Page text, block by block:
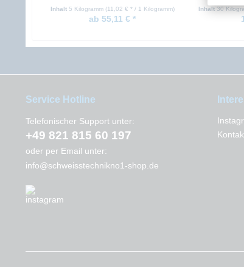
Inhalt 5 Kilogramm (11,02 € * / 1 Kilogramm)
ab 55,11 € *
Inhalt 30
Service Hotline
Telefonischer Support unter:
+49 821 815 60 197
oder per Email unter:
info@schweisstechnikno1-shop.de